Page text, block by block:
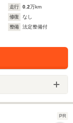
走行 0.2万km
修復
なし
整備
法定整備付
PR